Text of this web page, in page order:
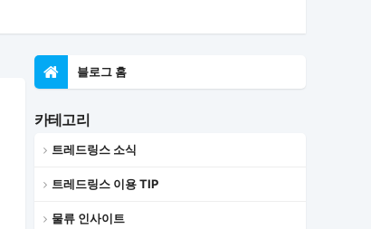
블로그 홈
카테고리
트레드링스 소식
트레드링스 이용 TIP
물류 인사이트